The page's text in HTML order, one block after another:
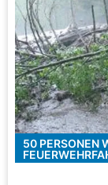
50 PERSONEN